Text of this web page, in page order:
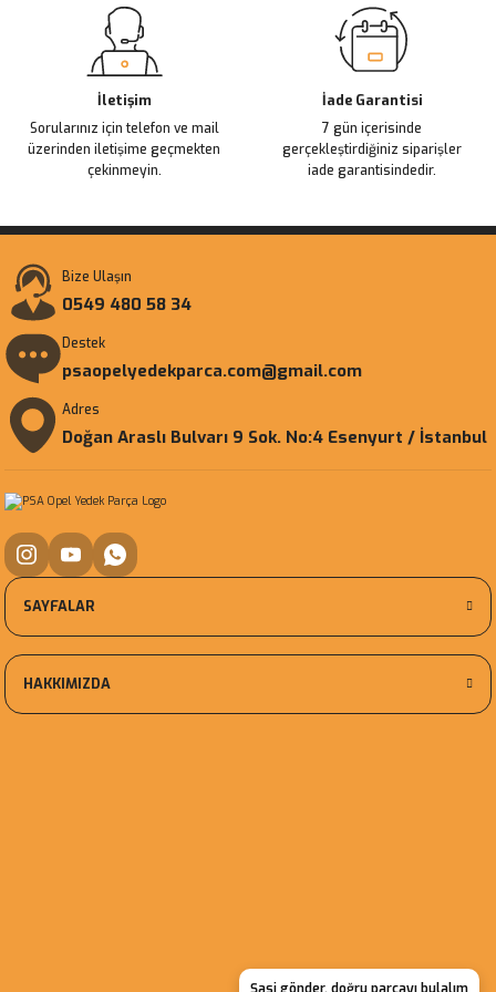
İletişim
Sorularınız için telefon ve mail
üzerinden iletişime geçmekten
çekinmeyin.
İade Garantisi
7 gün içerisinde
gerçekleştirdiğiniz siparişler
iade garantisindedir.
Bize Ulaşın
0549 480 58 34
Destek
psaopelyedekparca.com@gmail.com
Adres
Doğan Araslı Bulvarı 9 Sok. No:4 Esenyurt / İstanbul
SAYFALAR
HAKKIMIZDA